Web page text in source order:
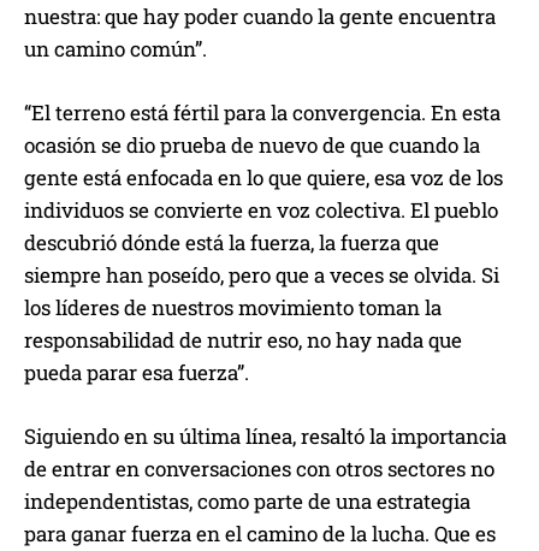
nuestra: que hay poder cuando la gente encuentra
un camino común”.
“El terreno está fértil para la convergencia. En esta
ocasión se dio prueba de nuevo de que cuando la
gente está enfocada en lo que quiere, esa voz de los
individuos se convierte en voz colectiva. El pueblo
descubrió dónde está la fuerza, la fuerza que
siempre han poseído, pero que a veces se olvida. Si
los líderes de nuestros movimiento toman la
responsabilidad de nutrir eso, no hay nada que
pueda parar esa fuerza”.
Siguiendo en su última línea, resaltó la importancia
de entrar en conversaciones con otros sectores no
independentistas, como parte de una estrategia
para ganar fuerza en el camino de la lucha. Que es